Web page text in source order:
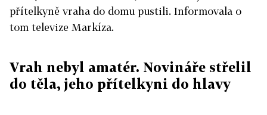
přítelkyně vraha do domu pustili. Informovala o
tom televize Markíza.
Vrah nebyl amatér. Novináře střelil
do těla, jeho přítelkyni do hlavy